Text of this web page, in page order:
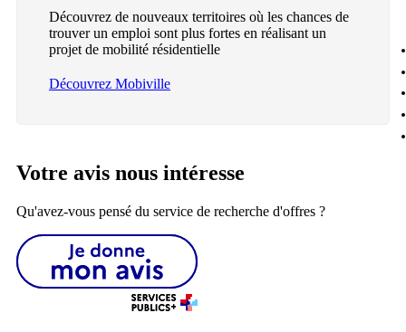
Découvrez de nouveaux territoires où les chances de
trouver un emploi sont plus fortes en réalisant un
projet de mobilité résidentielle
Découvrez Mobiville
Votre avis nous intéresse
Qu'avez-vous pensé du service de recherche d'offres ?